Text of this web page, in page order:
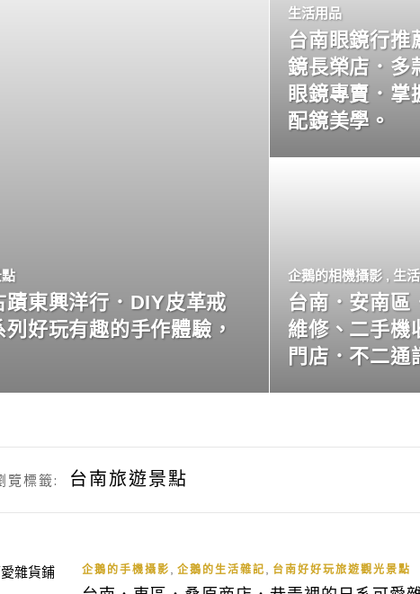
東興洋行．DIY皮革戒
好玩有趣的手作體驗，
生活用品
台南眼鏡行推
鏡長榮店．多
眼鏡專賣．掌
配鏡美學。
企鵝的相機攝影 , 生
台南．安南區
維修、二手機
門店．不二通
覽標籤: 台南旅遊景點
企鵝的手機攝影 企鵝的生活雜記 台南好好玩旅遊觀光景點